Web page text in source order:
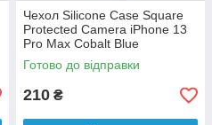
Чехол Silicone Case Square
Protected Camera iPhone 13
Pro Max Cobalt Blue
Готово до відправки
210 ₴